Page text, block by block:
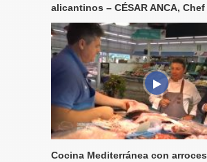
alicantinos – CÉSAR ANCA, Chef
Cocina Mediterránea con arroces